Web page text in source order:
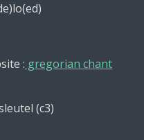
: gregorian chant
(c3)